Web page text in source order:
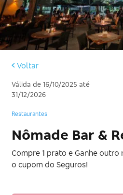
Voltar
Válida de 16/10/2025 até
31/12/2026
Restaurantes
Nômade Bar &
Compre 1 prato e Ganhe outro
o cupom do Seguros!